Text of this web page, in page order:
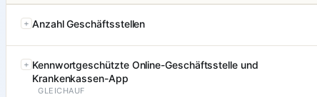
Anzahl Geschäftsstellen
Kennwortgeschützte Online-Geschäftsstelle und
Krankenkassen-App
GLEICHAUF